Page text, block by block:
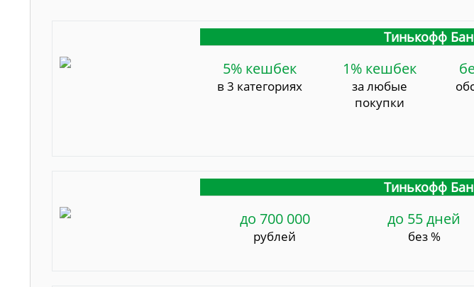
Тинькофф
5% кешбек
в 3 категориях
1% кешбек
за любые
покупки
Тинькофф
до 700 000
рублей
до 55 дней
без %